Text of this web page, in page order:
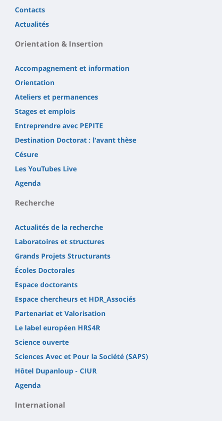
Contacts
Actualités
Orientation & Insertion
Accompagnement et information
Orientation
Ateliers et permanences
Stages et emplois
Entreprendre avec PEPITE
Destination Doctorat : l'avant thèse
Césure
Les YouTubes Live
Agenda
Recherche
Actualités de la recherche
Laboratoires et structures
Grands Projets Structurants
Écoles Doctorales
Espace doctorants
Espace chercheurs et HDR_Associés
Partenariat et Valorisation
Le label européen HRS4R
Science ouverte
Sciences Avec et Pour la Société (SAPS)
Hôtel Dupanloup - CIUR
Agenda
International